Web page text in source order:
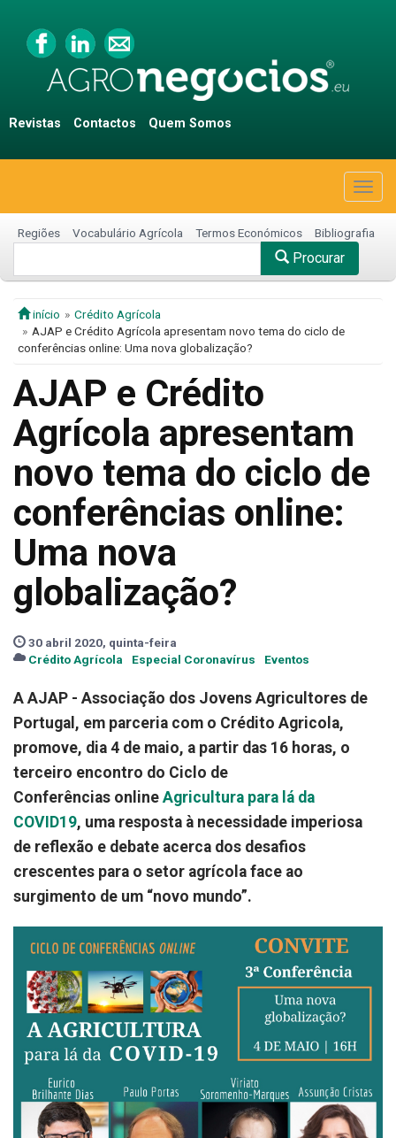
Revistas Contactos Quem Somos
Regiões Vocabulário Agrícola Termos Económicos Bibliografia
Procurar
início
Crédito Agrícola
AJAP e Crédito Agrícola apresentam novo tema do ciclo de
conferências online: Uma nova globalização?
AJAP e Crédito
Agrícola apresentam
novo tema do ciclo de
conferências online:
Uma nova
globalização?
30 abril 2020, quinta-feira
Crédito Agrícola
Especial Coronavírus Eventos
A AJAP - Associação dos Jovens Agricultores de
Portugal, em parceria com o Crédito Agricola,
promove, dia 4 de maio, a partir das 16 horas, o
terceiro encontro do Ciclo de
Conferências online Agricultura para lá da
COVID19, uma resposta à necessidade imperiosa
de reflexão e debate acerca dos desafios
crescentes para o setor agrícola face ao
surgimento de um “novo mundo”.